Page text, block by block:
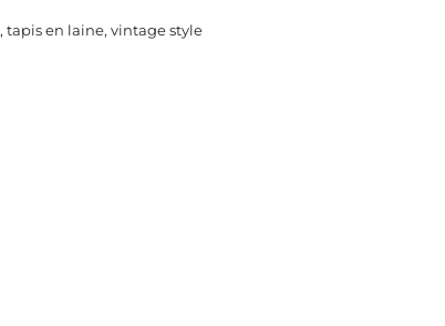
,tapis en laine,vintage style